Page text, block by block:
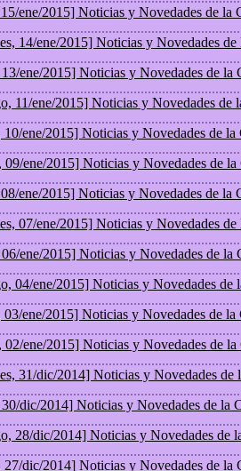
ene/2015] Noticias y Novedades de la
14/ene/2015] Noticias y Novedades
13/ene/2015] Noticias y Novedades de la
11/ene/2015] Noticias y Novedades de
10/ene/2015] Noticias y Novedades de la
09/ene/2015] Noticias y Novedades de
ene/2015] Noticias y Novedades de la
07/ene/2015] Noticias y Novedades
06/ene/2015] Noticias y Novedades de la
04/ene/2015] Noticias y Novedades de
03/ene/2015] Noticias y Novedades de la
02/ene/2015] Noticias y Novedades de
31/dic/2014] Noticias y Novedades de
30/dic/2014] Noticias y Novedades de la
28/dic/2014] Noticias y Novedades de
27/dic/2014] Noticias y Novedades de la